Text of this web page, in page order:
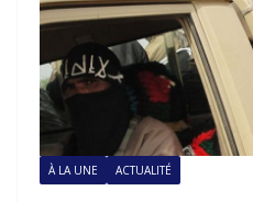
À LA UNE ACTUALITÉ